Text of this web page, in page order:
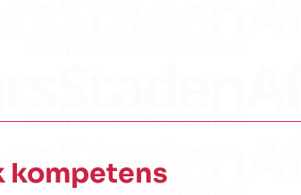
kompetens